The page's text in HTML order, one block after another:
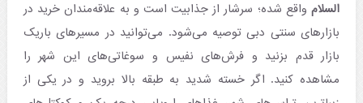
السلامواقع شده؛ سرشار از جذابیت است و به علاقه‌مندان خرید در
بازارهای سنتی دبی توصیه می‌شود. می‌توانید در مسیرهای باریک
بازار قدم بزنید و فرش‌های نفیس و سوغاتی‌های این شهر را
مشاهده کنید. اگر خسته شدید به طبقه بالا بروید و در یکی از